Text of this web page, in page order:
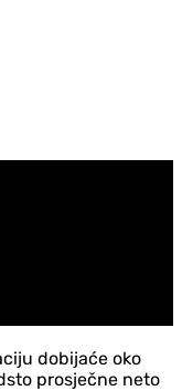
dobijaće oko
prosječne neto